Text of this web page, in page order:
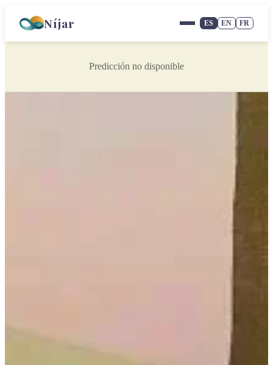
Níjar ES EN FR
Predicción no disponible